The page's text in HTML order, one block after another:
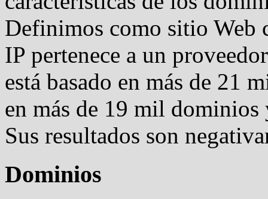
Definimos como sitio Web
IP pertenece a un
está basado en más de 21
en más de 19 mil
Sus resultados son
Dominios